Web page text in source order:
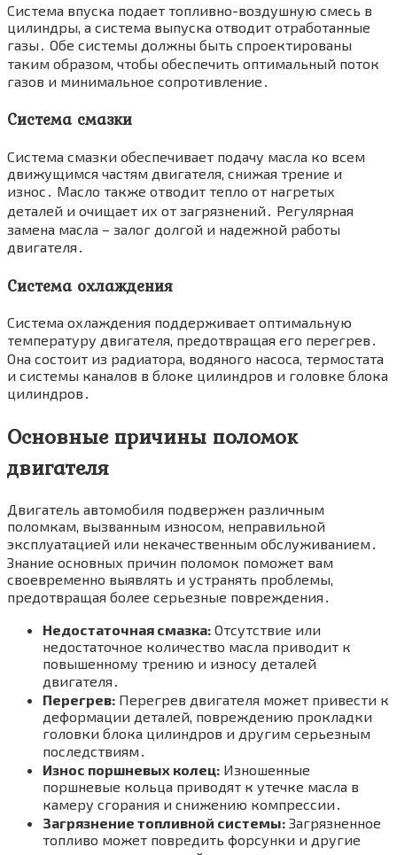
Система впуска подает топливно-воздушную смесь в
цилиндры, а система выпуска отводит отработанные
газы․ Обе системы должны быть спроектированы
таким образом, чтобы обеспечить оптимальный поток
газов и минимальное сопротивление․
Система смазки
Система смазки обеспечивает подачу масла ко всем
движущимся частям двигателя, снижая трение и
износ․ Масло также отводит тепло от нагретых
деталей и очищает их от загрязнений․ Регулярная
замена масла – залог долгой и надежной работы
двигателя․
Система охлаждения
Система охлаждения поддерживает оптимальную
температуру двигателя, предотвращая его перегрев․
Она состоит из радиатора, водяного насоса, термостата
и системы каналов в блоке цилиндров и головке блока
цилиндров․
Основные причины поломок
двигателя
Двигатель автомобиля подвержен различным
поломкам, вызванным износом, неправильной
эксплуатацией или некачественным обслуживанием․
Знание основных причин поломок поможет вам
своевременно выявлять и устранять проблемы,
предотвращая более серьезные повреждения․
Недостаточная смазка: Отсутствие или
недостаточное количество масла приводит к
повышенному трению и износу деталей
двигателя․
Перегрев: Перегрев двигателя может привести к
деформации деталей, повреждению прокладки
головки блока цилиндров и другим серьезным
последствиям․
Износ поршневых колец: Изношенные
поршневые кольца приводят к утечке масла в
камеру сгорания и снижению компрессии․
Загрязнение топливной системы: Загрязненное
топливо может повредить форсунки и другие